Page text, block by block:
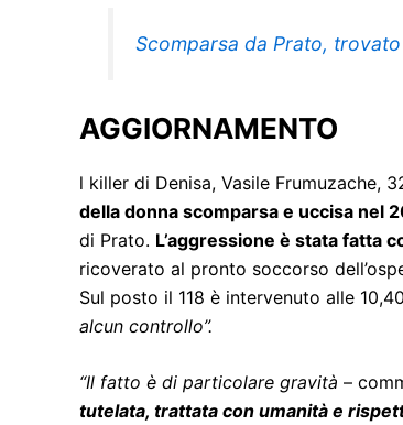
Scomparsa da Prato,
AGGIORNAMENTO
l killer di Denisa, Vasile Frumuzache,
della donna scomparsa e uccisa nel
di Prato. L’aggressione è stata fatta
ricoverato al pronto soccorso
Sul posto il 118 è intervenuto alle
alcun controllo”.
“Il fatto è di particolare gravità –
tutelata, trattata con umanità e